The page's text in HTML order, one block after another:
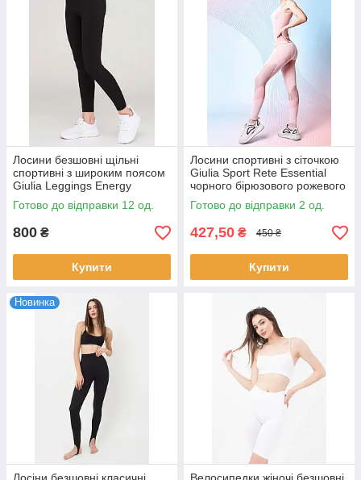
Лосини безшовні щільні
спортивні з широким поясом
Giulia Leggings Energy
чорного кольору S/M L/XL
Готово до відправки 12 од.
800 ₴
Купити
Лосини спортивні з сіточкою
Giulia Sport Rete Essential
чорного бірюзового рожевого
кольорів у розмірі S M L
Готово до відправки 2 од.
427,50 ₴ 450 ₴
Купити
Новинка